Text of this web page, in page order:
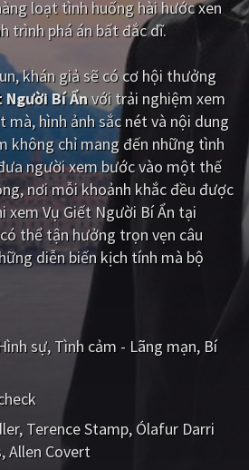
Gia đình
Lịch sử
Tiểu sử
DramaTV
Trung Quốc - Hồng Kông
Nhật Bản
Việt Nam
loạt tình huống hài hước xen
trình phá án bất đắc dĩ.
, khán giả sẽ có cơ hội thưởng
Người Bí Ẩnvới trải nghiệm xem
hình ảnh sắc nét và nội dung
không chỉ mang đến những tình
người xem bước vào một thế
nơi mỗi khoảnh khắc đều được
xem Vụ Giết Người Bí Ẩn tại
thể tận hưởng trọn vẹn câu
diễn biến kịch tính mà bộ
sự Tình cảm - Lãng mạn Bí
Terence Stamp Ólafur Darri
Allen Covert